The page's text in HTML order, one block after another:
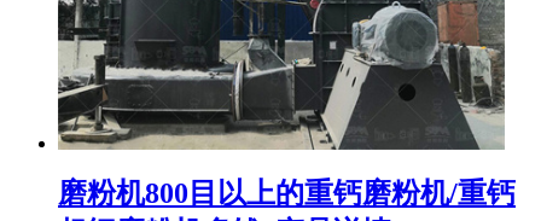
磨粉机800目以上的重钙磨粉机/重钙